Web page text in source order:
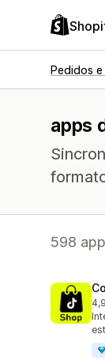
Pedidos
apps
598
4,9